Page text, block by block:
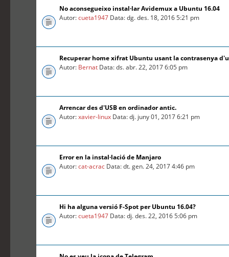
No aconsegueixo instal·lar Avidemux a Ubuntu 16.04
Autor:cueta1947 Data: dg. des. 18, 2016 5:21 pm
Recuperar home xifrat Ubuntu usant la contrasenya
Autor: Bernat Data: ds. abr. 22, 2017 6:05 pm
Arrencar des d'USB en ordinador antic.
Autor:xavier-linux Data: dj. juny 01, 2017 6:21 pm
Error en la instal·lació de Manjaro
Autor:cat-acrac Data: dt. gen. 24, 2017 4:46 pm
Hi ha alguna versió F-Spot per Ubuntu 16.04?
Autor:cueta1947 Data: dj. des. 22, 2016 5:06 pm